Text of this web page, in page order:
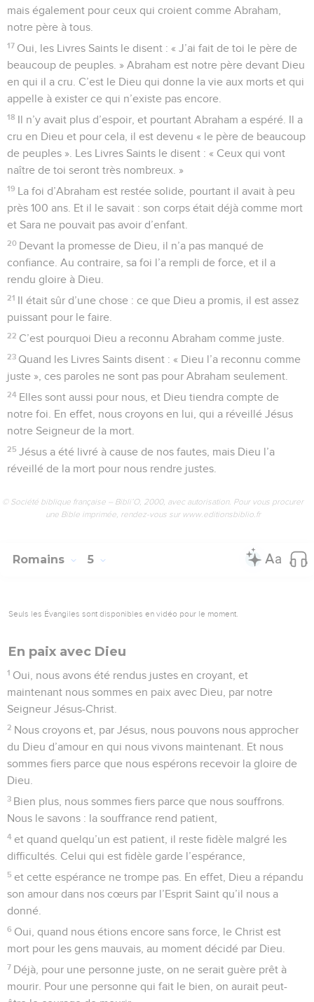
mais également pour ceux qui croient comme Abraham,
notre père à tous.
17 Oui, les Livres Saints le disent : « J’ai fait de toi le père de
beaucoup de peuples. » Abraham est notre père devant Dieu
en qui il a cru. C’est le Dieu qui donne la vie aux morts et qui
appelle à exister ce qui n’existe pas encore.
18 Il n’y avait plus d’espoir, et pourtant Abraham a espéré. Il a
cru en Dieu et pour cela, il est devenu « le père de beaucoup
de peuples ». Les Livres Saints le disent : « Ceux qui vont
naître de toi seront très nombreux. »
19 La foi d’Abraham est restée solide, pourtant il avait à peu
près 100 ans. Et il le savait : son corps était déjà comme mort
et Sara ne pouvait pas avoir d’enfant.
20 Devant la promesse de Dieu, il n’a pas manqué de
confiance. Au contraire, sa foi l’a rempli de force, et il a
rendu gloire à Dieu.
21 Il était sûr d’une chose : ce que Dieu a promis, il est assez
puissant pour le faire.
22 C’est pourquoi Dieu a reconnu Abraham comme juste.
23 Quand les Livres Saints disent : « Dieu l’a reconnu comme
juste », ces paroles ne sont pas pour Abraham seulement.
24 Elles sont aussi pour nous, et Dieu tiendra compte de
notre foi. En effet, nous croyons en lui, qui a réveillé Jésus
notre Seigneur de la mort.
25 Jésus a été livré à cause de nos fautes, mais Dieu l’a
réveillé de la mort pour nous rendre justes.
© Société biblique française – Bibli’O, 2000, avec autorisation. Pour vous procurer
une Bible imprimée, rendez-vous sur www.editionsbiblio.fr
Romains 5
Seuls les Évangiles sont disponibles en vidéo pour le moment.
En paix avec Dieu
1 Oui, nous avons été rendus justes en croyant, et
maintenant nous sommes en paix avec Dieu, par notre
Seigneur Jésus-Christ.
2 Nous croyons et, par Jésus, nous pouvons nous approcher
du Dieu d’amour en qui nous vivons maintenant. Et nous
sommes fiers parce que nous espérons recevoir la gloire de
Dieu.
3 Bien plus, nous sommes fiers parce que nous souffrons.
Nous le savons : la souffrance rend patient,
4 et quand quelqu’un est patient, il reste fidèle malgré les
difficultés. Celui qui est fidèle garde l’espérance,
5 et cette espérance ne trompe pas. En effet, Dieu a répandu
son amour dans nos cœurs par l’Esprit Saint qu’il nous a
donné.
6 Oui, quand nous étions encore sans force, le Christ est
mort pour les gens mauvais, au moment décidé par Dieu.
7 Déjà, pour une personne juste, on ne serait guère prêt à
mourir. Pour une personne qui fait le bien, on aurait peut-